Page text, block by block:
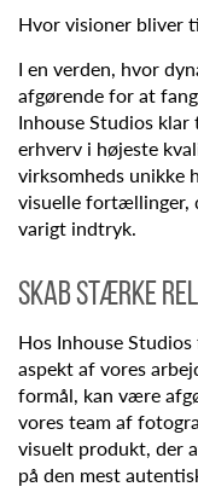
Hvor visioner bliver
I en verden, hvor
afgørende for at
Inhouse Studios
erhverv i højeste
virksomheds unikke
visuelle fortællinger,
varigt indtryk.
SKAB STÆRKE
Hos Inhouse
aspekt af vores
formål, kan være
vores team af
visuelt produkt, der
på den mest